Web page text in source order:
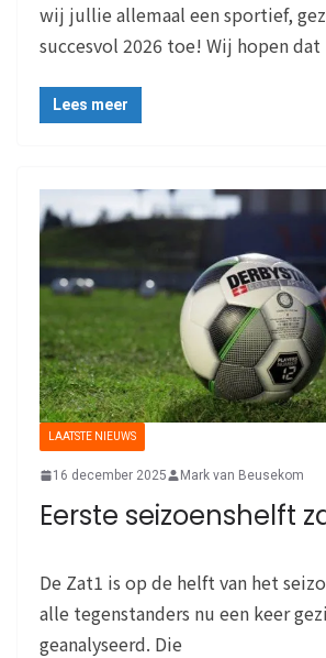
wij jullie allemaal een sportief,
succesvol 2026 toe! Wij hopen dat
Lees meer
LAATSTE NIEUWS
16 december 2025 Mark van Beusekom
Eerste seizoenshelft
De Zat1 is op de helft van het
alle tegenstanders nu een keer
geanalyseerd. Die